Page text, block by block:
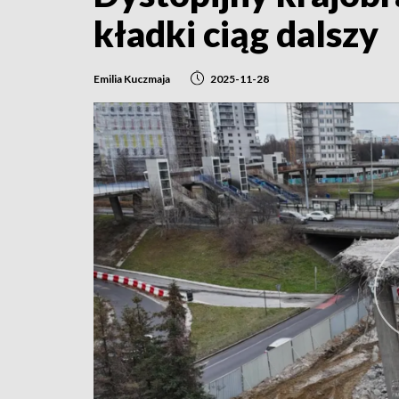
kładki ciąg dalszy
Emilia Kuczmaja 2025-11-28